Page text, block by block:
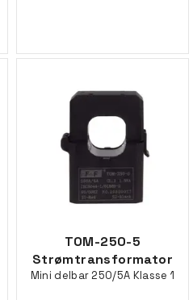
TOM-250-5
Strømtransformator
Mini delbar 250/5A Klasse 1